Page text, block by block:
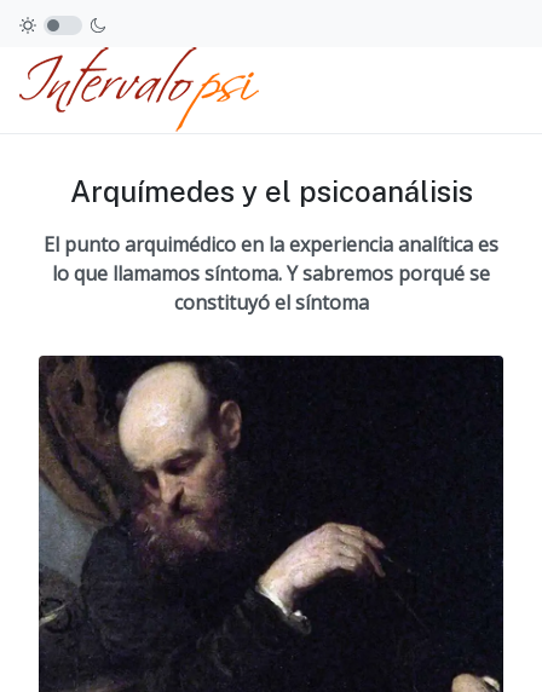
Arquímedes y el psicoanálisis
El punto arquimédico en la experiencia analítica es
lo que llamamos síntoma. Y sabremos porqué se
constituyó el síntoma